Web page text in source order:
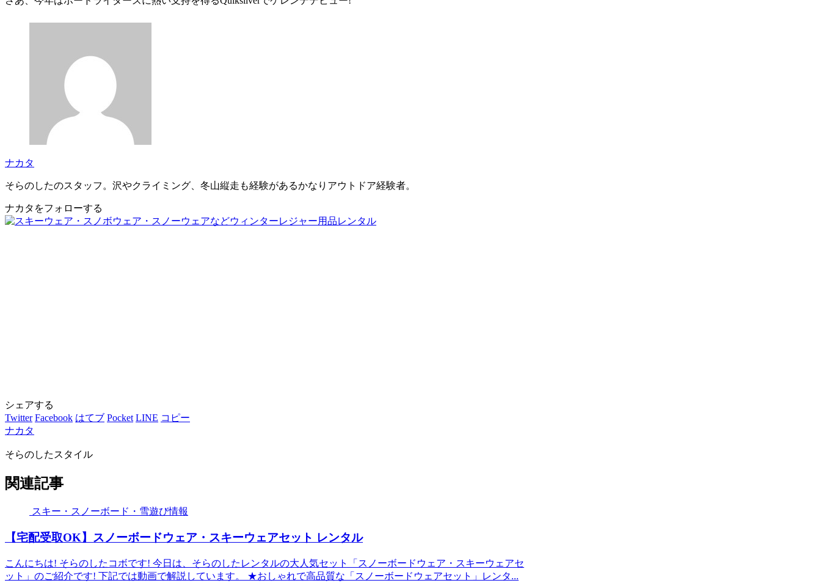
ナカタ
そらのしたのスタッフ。沢やクライミング、冬山縦走も経験があるかなりアウトドア経験者。
ナカタをフォローする
シェアする
Twitter Facebook はてブ Pocket LINE コピー
ナカタ
そらのしたスタイル
関連記事
スキー・スノーボード・雪遊び情報
【宅配受取OK】スノーボードウェア・スキーウェアセット レンタル
こんにちは! そらのしたコボです! 今日は、そらのしたレンタルの大人気セット「スノーボードウェア・スキーウェアセ
ット」のご紹介です! 下記では動画で解説しています。 ★おしゃれで高品質な「スノーボードウェアセット」レンタ...